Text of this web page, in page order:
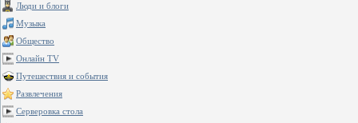
Люди и блоги
Музыка
Общество
Онлайн TV
Путешествия и события
Развлечения
Серверовка стола